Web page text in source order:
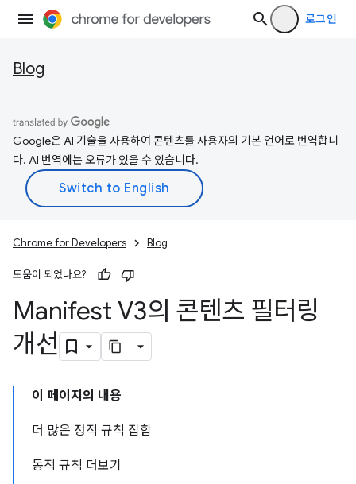
로그인
Blog
Google은 AI 기술을 사용하여 콘텐츠를 사용자의 기본 언어로 번역합니
다. AI 번역에는 오류가 있을 수 있습니다.
Chrome for Developers Blog
도움이 되었나요?
Manifest V3의 콘텐츠 필터링
개선
이 페이지의 내용
더 많은 정적 규칙 집합
동적 규칙 더보기